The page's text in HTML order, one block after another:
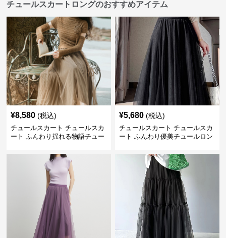
チュールスカートロングのおすすめアイテム
¥8,580 (税込)
チュールスカート チュールスカ
ート ふんわり揺れる物語チュー
¥5,680 (税込)
チュールスカート チュールスカ
ート ふんわり優美チュールロン